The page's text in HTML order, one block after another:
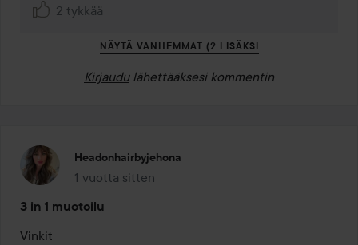
2 tykkää
NÄYTÄ VANHEMMAT (2 LISÄKSI
Kirjaudu lähettääksesi kommentin
Headonhairbyjehona
1 vuotta sitten
Viesti luotiin 1 vuotta sitten
3 in 1 muotoilu
Vinkit